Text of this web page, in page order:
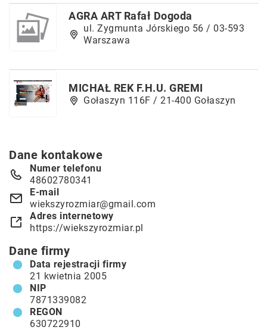
AGRA ART Rafał Dogoda
ul. Zygmunta Jórskiego 56 / 03-593
Warszawa
MICHAŁ REK F.H.U. GREMI
Gołaszyn 116F / 21-400 Gołaszyn
Dane kontakowe
Numer telefonu
48602780341
E-mail
wiekszyrozmiar@gmail.com
Adres internetowy
https://wiekszyrozmiar.pl
Dane firmy
Data rejestracji firmy
21 kwietnia 2005
NIP
7871339082
REGON
630722910